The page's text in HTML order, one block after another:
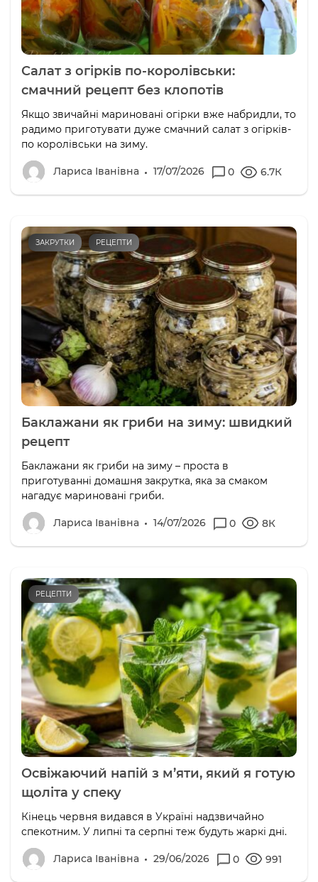
Салат з огірків по-королівськи:
смачний рецепт без клопотів
Якщо звичайні мариновані огірки вже набридли, то
радимо приготувати дуже смачний салат з огірків-
по королівськи на зиму.
Лариса Іванівна 17/07/2026 0 6.7К
ЗАКРУТКИ РЕЦЕПТИ
Баклажани як гриби на зиму: швидкий
рецепт
Баклажани як гриби на зиму – проста в
приготуванні домашня закрутка, яка за смаком
нагадує мариновані гриби.
Лариса Іванівна 14/07/2026 0 8К
РЕЦЕПТИ
Освіжаючий напій з м’яти, який я готую
щоліта у спеку
Кінець червня видався в Україні надзвичайно
спекотним. У липні та серпні теж будуть жаркі дні.
Лариса Іванівна 29/06/2026 0 991